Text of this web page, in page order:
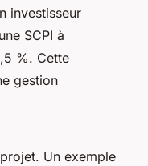
investisseur
SCPI à
%. Cette
gestion
Un exemple